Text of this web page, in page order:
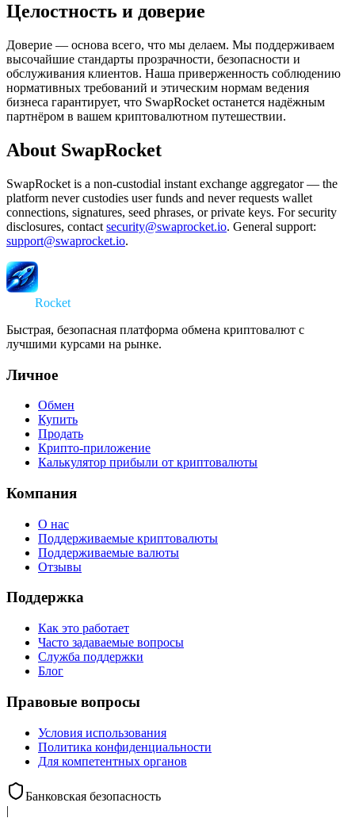
Целостность и доверие
Доверие — основа всего, что мы делаем. Мы поддерживаем
высочайшие стандарты прозрачности, безопасности и
обслуживания клиентов. Наша приверженность соблюдению
нормативных требований и этическим нормам ведения
бизнеса гарантирует, что SwapRocket останется надёжным
партнёром в вашем криптовалютном путешествии.
About SwapRocket
SwapRocket is a non-custodial instant exchange aggregator — the
platform never custodies user funds and never requests wallet
connections, signatures, seed phrases, or private keys. For security
disclosures, contact security@swaprocket.io. General support:
support@swaprocket.io.
Rocket
Быстрая, безопасная платформа обмена криптовалют с
лучшими курсами на рынке.
Личное
Обмен
Купить
Продать
Крипто-приложение
Калькулятор прибыли от криптовалюты
Компания
О нас
Поддерживаемые криптовалюты
Поддерживаемые валюты
Отзывы
Поддержка
Как это работает
Часто задаваемые вопросы
Служба поддержки
Блог
Правовые вопросы
Условия использования
Политика конфиденциальности
Для компетентных органов
Банковская безопасность
|